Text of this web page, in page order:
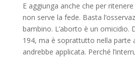
E aggiunga anche che per
non serve la fede. Basta
bambino. L’aborto è un omicidio.
194, ma è soprattutto nella parte
andrebbe applicata. Perché